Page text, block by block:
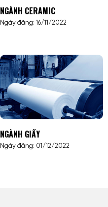
NGÀNH CERAMIC
Ngày đăng: 16/11/2022
NGÀNH GIẤY
Ngày đăng: 01/12/2022